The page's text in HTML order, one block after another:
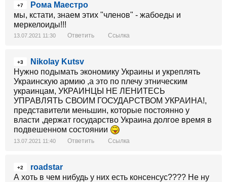
+7
Рома Маестро
мы, кстати, знаем этих "членов" - жабоеды и
меркелоиды!!!
13.07.2021 11:30 Ответить Ссылка
+3
Nikolay Kutsv
Нужно подымать экономику Украины и укреплять
Украинскую армию ,а это по плечу этническим
украинцам, УКРАИНЦЫ НЕ ЛЕНИТЕСЬ
УПРАВЛЯТЬ СВОИМ ГОСУДАРСТВОМ УКРАИНА!,
представители меньшин, которые постоянно у
власти ,держат государство Украина долгое время в
подвешенном состоянии
13.07.2021 11:40 Ответить Ссылка
+2
roadstar
А хоть в чем нибудь у них есть консенсус???? Не ну